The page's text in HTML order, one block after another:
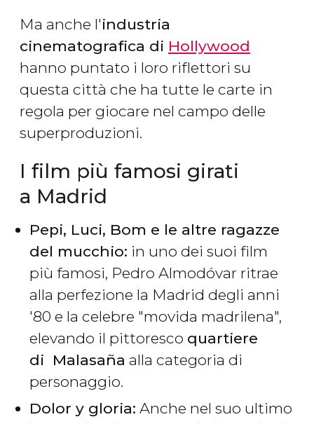
Ma anche l'industria
cinematografica di Hollywood
hanno puntato i loro riflettori su
questa città che ha tutte le carte in
regola per giocare nel campo delle
superproduzioni.
I film più famosi girati
a Madrid
Pepi, Luci, Bom e le altre ragazze
del mucchio: in uno dei suoi film
più famosi, Pedro Almodóvar ritrae
alla perfezione la Madrid degli anni
'80 e la celebre "movida madrilena",
elevando il pittoresco quartiere
di Malasaña alla categoria di
personaggio.
Dolor y gloria: Anche nel suo ultimo